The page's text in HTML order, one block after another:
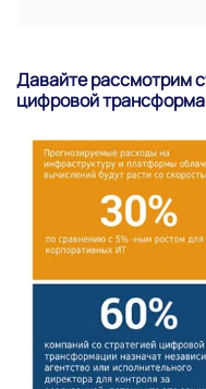
Давайте рассмотрим
цифровой